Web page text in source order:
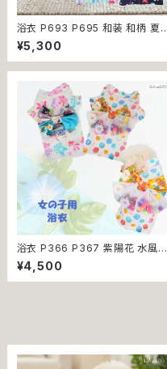
浴衣 P693 P695 和装 和柄 夏
祭り 花火大会 裏地付き ドッグ ウ
ェア ドッグウエア 犬 猫 ペット 服
犬服 犬猫 犬の服 猫の服 小型犬
¥5,300
浴衣 P366 P367 紫陽花 水風船
金魚 白 ピンク 青 鈴 花 つまみ細
工 ドッグ ウェア ドッグウエア 犬
猫 ペット 服 犬服 猫服 和柄 和装
¥4,500